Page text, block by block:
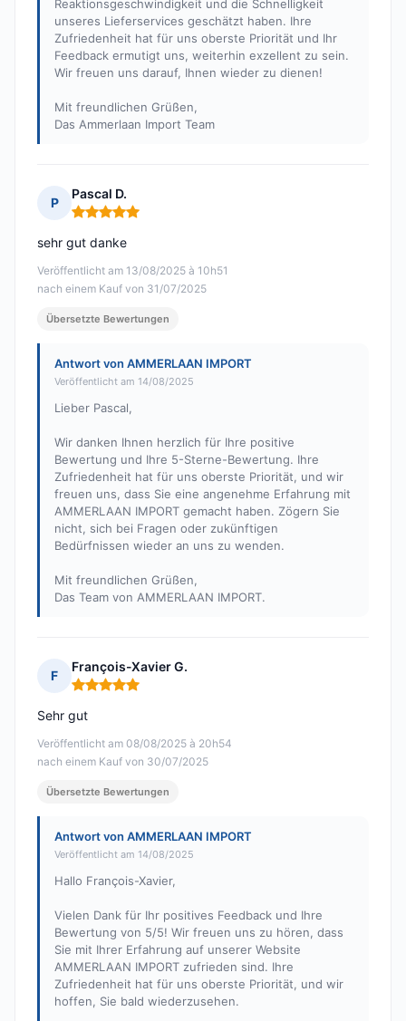
Reaktionsgeschwindigkeit und die Schnelligkeit
unseres Lieferservices geschätzt haben. Ihre
Zufriedenheit hat für uns oberste Priorität und Ihr
Feedback ermutigt uns, weiterhin exzellent zu sein.
Wir freuen uns darauf, Ihnen wieder zu dienen!
Mit freundlichen Grüßen,
Das Ammerlaan Import Team
P
Pascal D.
Hinweis: 5 von 5
Veröffentlicht am 13/08/2025 à 10h51
nach einem Kauf von 31/07/2025
sehr gut danke
Übersetzte Bewertungen
Antwort von AMMERLAAN IMPORT
Veröffentlicht am 14/08/2025
Lieber Pascal,
Wir danken Ihnen herzlich für Ihre positive
Bewertung und Ihre 5-Sterne-Bewertung. Ihre
Zufriedenheit hat für uns oberste Priorität, und wir
freuen uns, dass Sie eine angenehme Erfahrung mit
AMMERLAAN IMPORT gemacht haben. Zögern Sie
nicht, sich bei Fragen oder zukünftigen
Bedürfnissen wieder an uns zu wenden.
Mit freundlichen Grüßen,
Das Team von AMMERLAAN IMPORT.
F
François-Xavier G.
Hinweis: 5 von 5
Veröffentlicht am 08/08/2025 à 20h54
nach einem Kauf von 30/07/2025
Sehr gut
Übersetzte Bewertungen
Antwort von AMMERLAAN IMPORT
Veröffentlicht am 14/08/2025
Hallo François-Xavier,
Vielen Dank für Ihr positives Feedback und Ihre
Bewertung von 5/5! Wir freuen uns zu hören, dass
Sie mit Ihrer Erfahrung auf unserer Website
AMMERLAAN IMPORT zufrieden sind. Ihre
Zufriedenheit hat für uns oberste Priorität, und wir
hoffen, Sie bald wiederzusehen.